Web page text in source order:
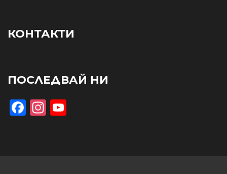
КОНТАКТИ
ПОСЛЕДВАЙ НИ
Facebook
Instagram